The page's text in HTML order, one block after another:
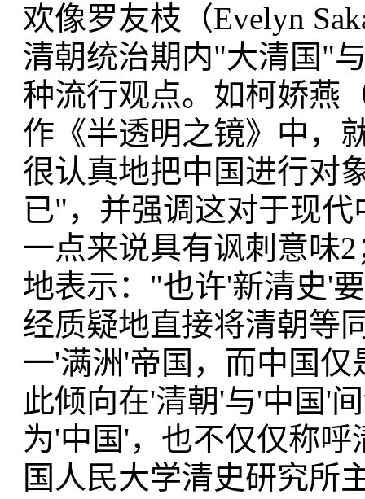
欢像罗友枝（Evelyn
清朝统治期内"大清国"
种流行观点。如柯娇燕
作《半透明之镜》中，
很认真地把中国进行对
已"，并强调这对于现
一点来说具有讽刺意味
地表示："也许'新清史'
经质疑地直接将清朝等
一'满洲'帝国，而中国
此倾向在'清朝'与'中国'
为'中国'，也不仅仅称
国人民大学清史研究所